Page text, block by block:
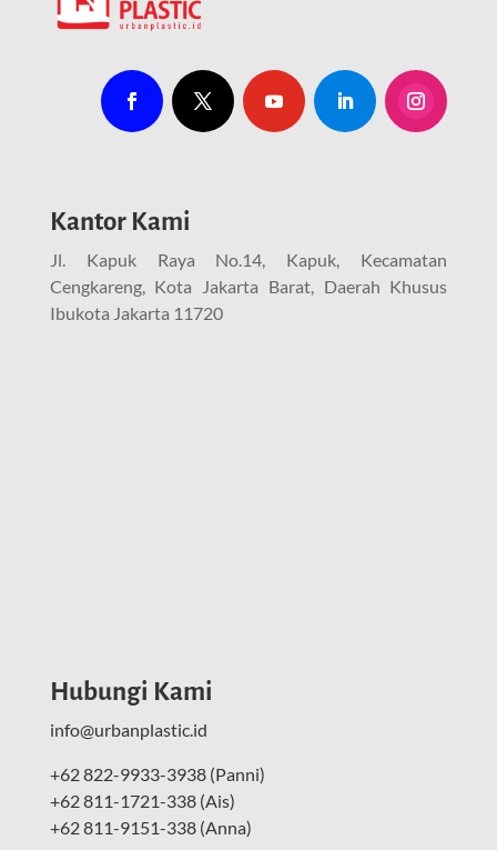
Kantor Kami
Jl. Kapuk Raya No.14, Kapuk, Kecamatan
Cengkareng, Kota Jakarta Barat, Daerah Khusus
Ibukota Jakarta 11720
Hubungi Kami
info@urbanplastic.id
+62 822-9933-3938 (Panni)
+62 811-1721-338 (Ais)
+62 811-9151-338 (Anna)